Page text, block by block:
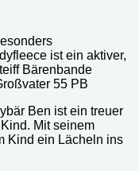
ist ein aktiver,
Bärenbande
55 PB
Ben ist ein treuer
Mit seinem
Kind ein Lächeln ins